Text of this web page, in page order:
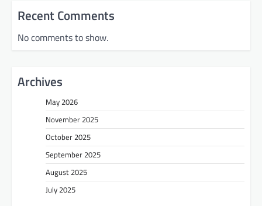
Recent Comments
No comments to show.
Archives
May 2026
November 2025
October 2025
September 2025
August 2025
July 2025